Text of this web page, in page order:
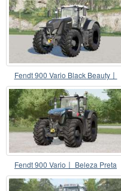
Fendt 900 Vario Black Beauty〡
torque ajustado
Fendt 900 Vario〡 Beleza Preta